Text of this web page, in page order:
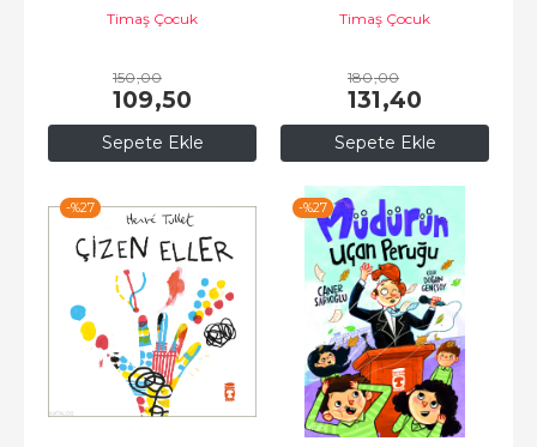
Sepete Ekle
Timaş Çocuk
150,00
109,50
Sepete Ekle
Timaş Çocuk
180,00
131,40
-%27 -%27